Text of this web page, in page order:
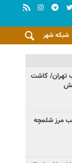
شبکه شهر
تهران/ کاشت
مرز شلمچه